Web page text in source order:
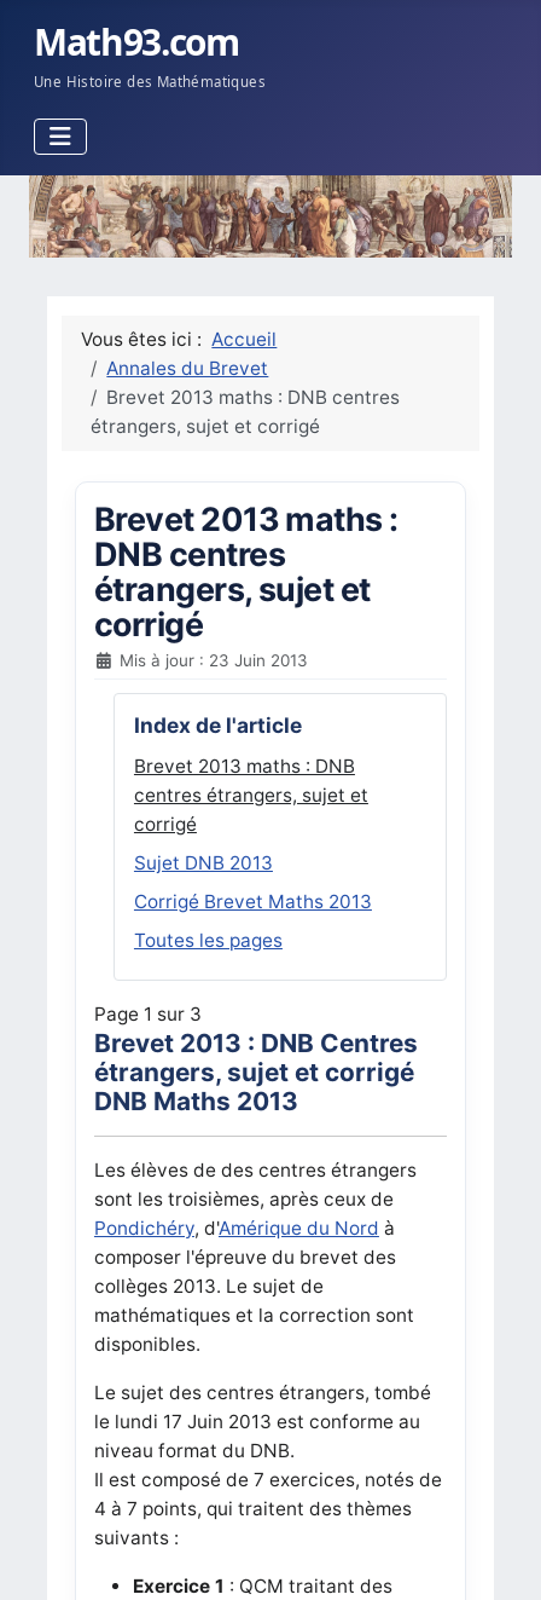
Math93.com
Une Histoire des Mathématiques
Vous êtes ici : Accueil
Annales du Brevet
Brevet 2013 maths : DNB centres
étrangers, sujet et corrigé
Brevet 2013 maths :
DNB centres
étrangers, sujet et
corrigé
Mis à jour : 23 Juin 2013
Index de l'article
Brevet 2013 maths : DNB
centres étrangers, sujet et
corrigé
Sujet DNB 2013
Corrigé Brevet Maths 2013
Toutes les pages
Page 1 sur 3
Brevet 2013 : DNB Centres
étrangers, sujet et corrigé
DNB Maths 2013
Les élèves de des centres étrangers
sont les troisièmes, après ceux de
Pondichéry, d'Amérique du Nord à
composer l'épreuve du brevet des
collèges 2013. Le sujet de
mathématiques et la correction sont
disponibles.
Le sujet des centres étrangers, tombé
le lundi 17 Juin 2013 est conforme au
niveau format du DNB.
Il est composé de 7 exercices, notés de
4 à 7 points, qui traitent des thèmes
suivants :
Exercice 1 : QCM traitant des